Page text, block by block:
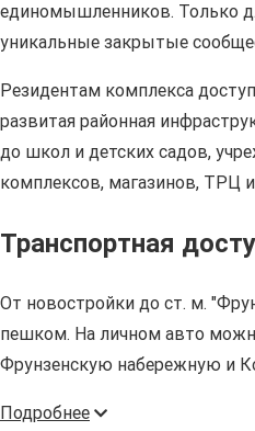
единомышленников. Только
уникальные закрытые
Резидентам комплекса
развитая районная
до школ и детских садов,
комплексов, магазинов, ТРЦ
Транспортная
От новостройки до ст. м.
пешком. На личном авто
Фрунзенскую набережную и
Подробнее